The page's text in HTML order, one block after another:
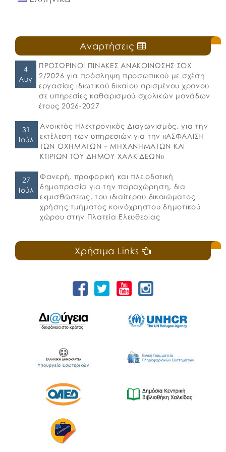
Αναρτήσεις
4
Αυγ
ΠΡΟΣΩΡΙΝΟΙ ΠΙΝΑΚΕΣ ΑΝΑΚΟΙΝΩΣΗΣ ΣΟΧ
2/2026 για πρόσληψη προσωπικού με σχέση
εργασίας ιδιωτικού δικαίου ορισμένου χρόνου
σε υπηρεσίες καθαρισμού σχολικών μονάδων
έτους 2026-2027
31
Ιούλ
Ανοικτός Ηλεκτρονικός Διαγωνισμός, για την
εκτέλεση των υπηρεσιών για την «ΑΣΦΑΛΙΣΗ
ΤΩΝ ΟΧΗΜΑΤΩΝ – ΜΗΧΑΝΗΜΑΤΩΝ ΚΑΙ
ΚΤΙΡΙΩΝ ΤΟΥ ΔΗΜΟΥ ΧΑΛΚΙΔΕΩΝ»
27
Ιούλ
Φανερή, προφορική και πλειοδοτική
δημοπρασία για την παραχώρηση, δια
εκμισθώσεως, του ιδιαίτερου δικαιώματος
χρήσης τμήματος κοινόχρηστου δημοτικού
χώρου στην Πλατεία Ελευθερίας
Χρήσιμα Links